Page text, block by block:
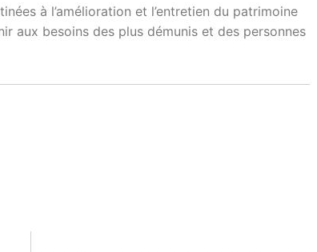
à l’amélioration et l’entretien du patrimoine
aux besoins des plus démunis et des personnes